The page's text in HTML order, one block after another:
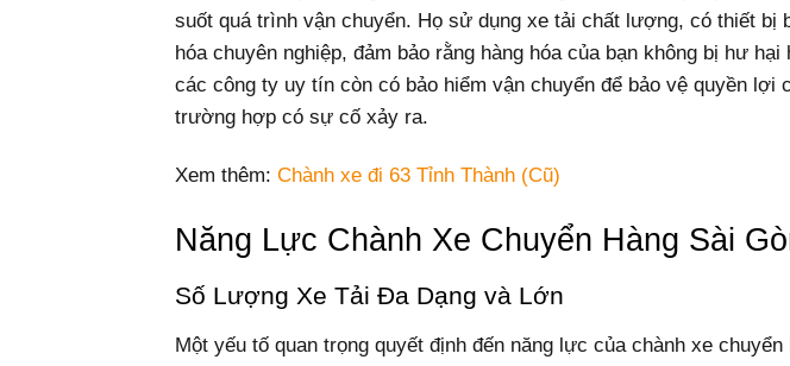
suốt quá trình vận chuyển. Họ sử dụng xe tải chất lượng, có thiết bị
hóa chuyên nghiệp, đảm bảo rằng hàng hóa của bạn không bị hư
các công ty uy tín còn có bảo hiểm vận chuyển để bảo vệ quyền lợi
trường hợp có sự cố xảy ra.
Xem thêm: Chành xe đi 63 Tỉnh Thành (Cũ)
Năng Lực Chành Xe Chuyển Hàng Sài
Số Lượng Xe Tải Đa Dạng và Lớn
Một yếu tố quan trọng quyết định đến năng lực của chành xe